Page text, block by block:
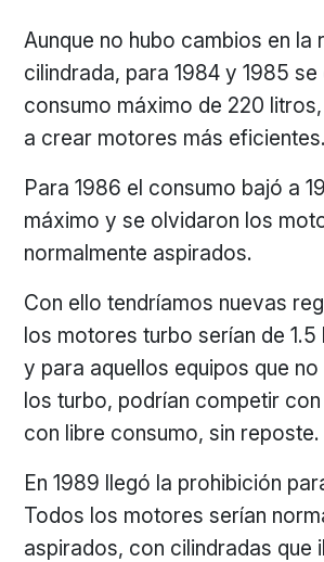
Aunque no hubo cambios en la
cilindrada, para 1984 y 1985 se
consumo máximo de 220
a crear motores más eficientes.
Para 1986 el consumo bajó a
máximo y se olvidaron los
normalmente aspirados.
Con ello tendríamos nuevas
los motores turbo serían de
y para aquellos equipos que
los turbo, podrían competir
con libre consumo, sin reposte.
En 1989 llegó la prohibición
Todos los motores serían
aspirados, con cilindradas que